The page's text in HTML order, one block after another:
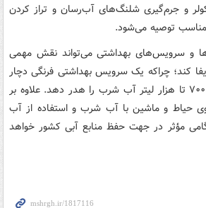
و جرم‌گیری شلنگ‌های آب‌رسان و تراز کردن
مناسب توصیه می‌شود.
و سرویس‌های بهداشتی می‌تواند نقش مهمی
کند؛ چراکه یک سرویس بهداشتی فرنگی دچار
هدررفت، می‌تواند روزانه ۷۰۰ تا هزار لیتر آب شرب را هدر دهد. علاوه بر
حیاط و ماشین با آب شرب و استفاده از آب
مؤثر در جهت حفظ منابع آبی کشور خواهد